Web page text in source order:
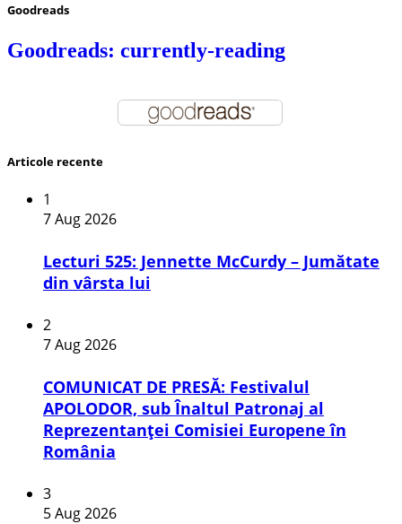
Goodreads
Goodreads: currently-reading
Articole recente
1
7 Aug 2026
Lecturi 525: Jennette McCurdy – Jumătate
din vârsta lui
2
7 Aug 2026
COMUNICAT DE PRESĂ: Festivalul
APOLODOR, sub Înaltul Patronaj al
Reprezentanței Comisiei Europene în
România
3
5 Aug 2026